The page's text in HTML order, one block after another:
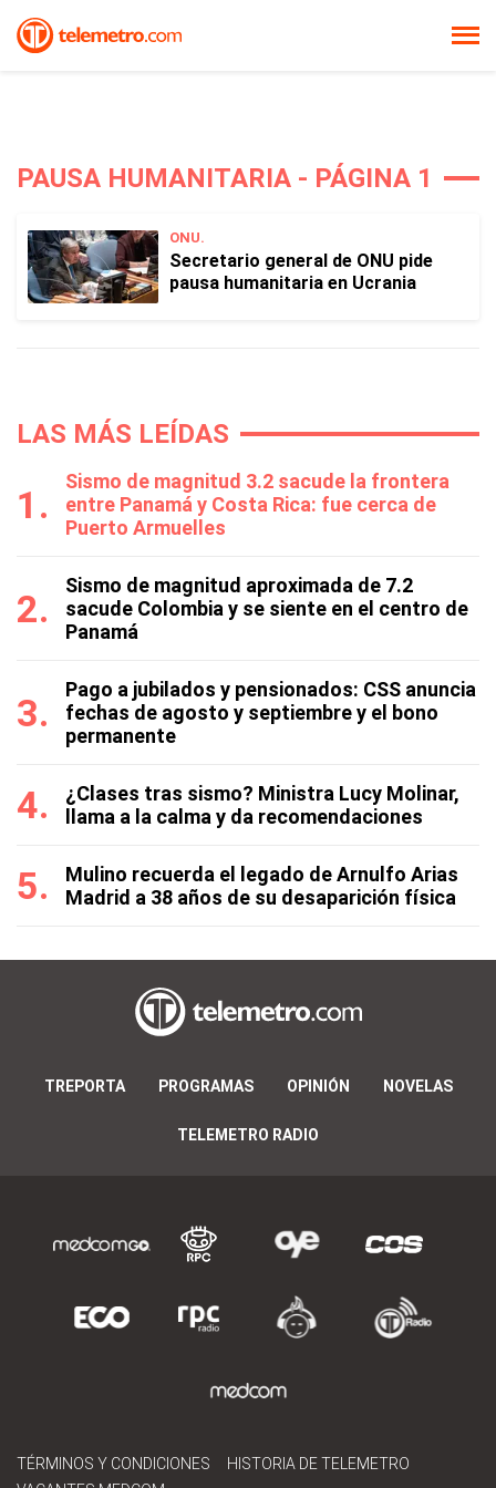
PAUSA HUMANITARIA - PÁGINA 1
ONU.
Secretario general de ONU pide
pausa humanitaria en Ucrania
LAS MÁS LEÍDAS
Sismo de magnitud 3.2 sacude la frontera
entre Panamá y Costa Rica: fue cerca de
Puerto Armuelles
Sismo de magnitud aproximada de 7.2
sacude Colombia y se siente en el centro de
Panamá
Pago a jubilados y pensionados: CSS anuncia
fechas de agosto y septiembre y el bono
permanente
¿Clases tras sismo? Ministra Lucy Molinar,
llama a la calma y da recomendaciones
Mulino recuerda el legado de Arnulfo Arias
Madrid a 38 años de su desaparición física
TREPORTA PROGRAMAS OPINIÓN NOVELAS
TELEMETRO RADIO
TÉRMINOS Y CONDICIONES
HISTORIA DE TELEMETRO